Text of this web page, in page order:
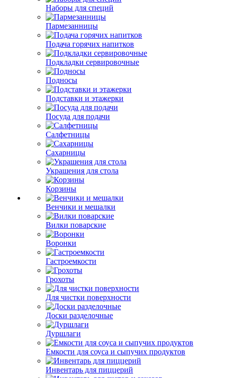
Наборы для специй
Пармезанницы
Подача горячих напитков
Подкладки сервировочные
Подносы
Подставки и этажерки
Посуда для подачи
Салфетницы
Сахарницы
Украшения для стола
Корзины
Венчики и мешалки
Вилки поварские
Воронки
Гастроемкости
Грохоты
Для чистки поверхности
Доски разделочные
Дуршлаги
Емкости для соуса и сыпучих продуктов
Инвентарь для пиццерий